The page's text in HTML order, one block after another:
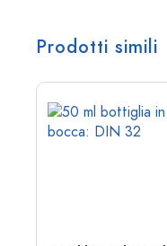
Prodotti simili